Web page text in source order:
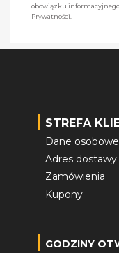
obowiązku
Prywatności.
STREFA
Dane osobowe
Adres dostawy
Zamówienia
Kupony
GODZINY